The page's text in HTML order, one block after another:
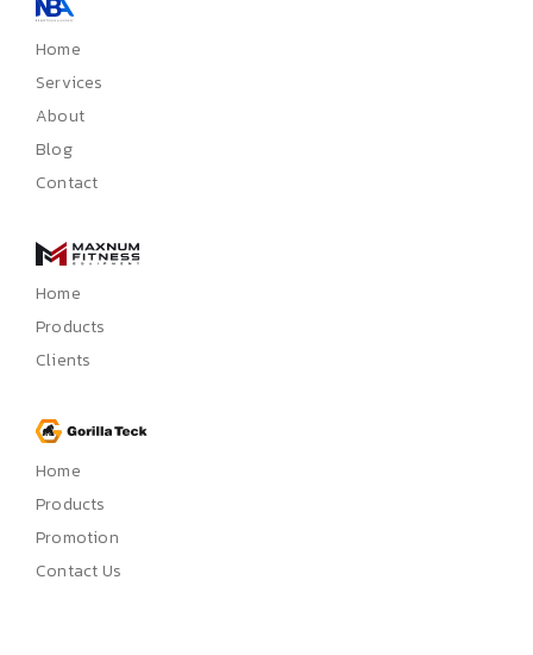
Home
Services
About
Blog
Contact
Home
Products
Clients
Home
Products
Promotion
Contact Us